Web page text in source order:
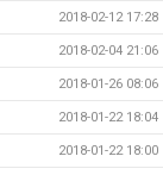
2018-02-12 17:28
2018-02-04 21:06
2018-01-26 08:06
2018-01-22 18:04
2018-01-22 18:00